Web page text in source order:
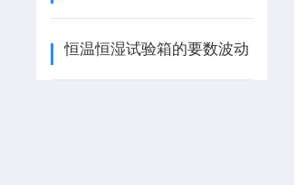
恒温恒湿试验箱的要数波动